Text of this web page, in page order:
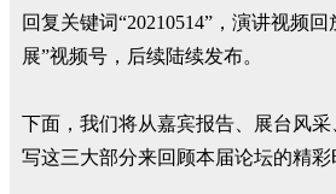
回复关键词“20210514”，演讲视频
展”视频号，后续陆续发布。
下面，我们将从嘉宾报告、展台风
写这三大部分来回顾本届论坛的精彩